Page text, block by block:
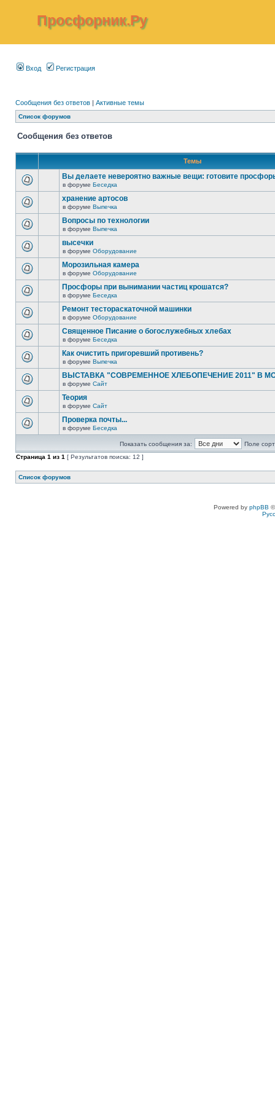
Просфорник.Ру
Вход Регистрация
Сообщения без ответов | Активные темы
Список форумов
Сообщения без ответов
Темы
Вы делаете невероятно важные вещи: готовите
в форуме Беседка
хранение артосов
в форуме Выпечка
Вопросы по технологии
в форуме Выпечка
высечки
в форуме Оборудование
Морозильная камера
в форуме Оборудование
Просфоры при вынимании частиц крошатся?
в форуме Беседка
Ремонт тестораскаточной машинки
в форуме Оборудование
Священное Писание о богослужебных хлебах
в форуме Беседка
Как очистить пригоревший противень?
в форуме Выпечка
ВЫСТАВКА "СОВРЕМЕННОЕ ХЛЕБОПЕЧЕНИЕ 2011" В
в форуме Сайт
Теория
в форуме Сайт
Проверка почты...
в форуме Беседка
Показать сообщения за:
Поле
Страница 1 из 1 [ Результатов поиска: 12 ]
Список форумов
Powered by phpBB